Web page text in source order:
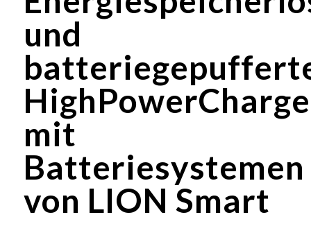
und
mit
Batteriesystemen
von LION Smart